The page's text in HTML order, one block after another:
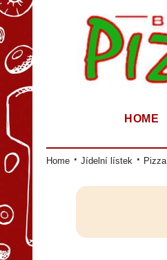
Home Jídelní lístek Pizza
HOME